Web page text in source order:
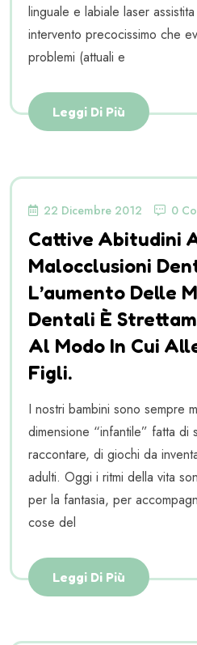
linguale e labiale laser
intervento precocissimo che
problemi (attuali e
Leggi Di Più
22 Dicembre 2012 0
Cattive Abitudini
Malocclusioni
L’aumento Delle
Dentali È
Al Modo In Cui
Figli.
I nostri bambini sono sempre
dimensione “infantile” fatta
raccontare, di giochi da
adulti. Oggi i ritmi della vita
per la fantasia, per
cose del
Leggi Di Più